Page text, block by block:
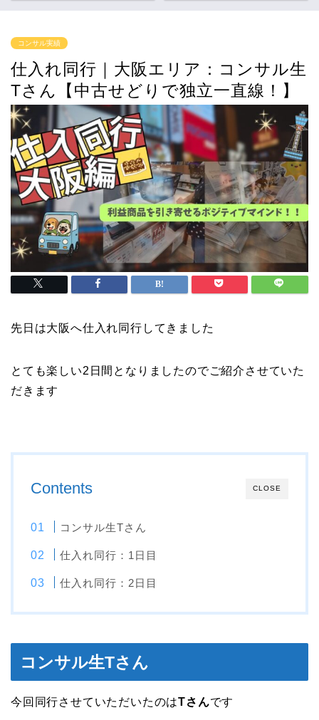
コンサル実績
仕入れ同行｜大阪エリア：コンサル生
Tさん【中古せどりで独立一直線！】
先日は大阪へ仕入れ同行してきました
とても楽しい2日間となりましたのでご紹介させていた
だきます
CLOSE
Contents
コンサル生Tさん
仕入れ同行：1日目
仕入れ同行：2日目
コンサル生Tさん
今回同行させていただいたのはTさんです